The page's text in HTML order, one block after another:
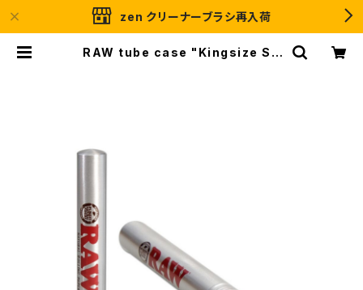
zen クリーナーブラシ再入荷
RAW tube case "Kingsize Sli